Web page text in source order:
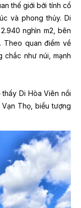
thế giới bởi tính cổ
và phong thủy. Di
nghìn m2, bên
Theo quan điểm về
chắc như núi, mạnh
Di Hòa Viên nổi
Thọ, biểu tượng